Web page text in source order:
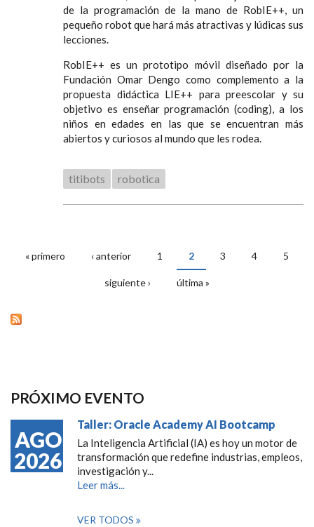
de la programación de la mano de RobIE++, un
pequeño robot que hará más atractivas y lúdicas sus
lecciones.
RobIE++ es un prototipo móvil diseñado por la
Fundación Omar Dengo como complemento a la
propuesta didáctica LIE++ para preescolar y su
objetivo es enseñar programación (coding), a los
niños en edades en las que se encuentran más
abiertos y curiosos al mundo que les rodea.
titibots robotica
PÁGINAS
« primero ‹ anterior 1 2 3 4 5
siguiente › última »
PRÓXIMO EVENTO
AGO
2026
Taller: Oracle Academy AI Bootcamp
La Inteligencia Artificial (IA) es hoy un motor de
transformación que redefine industrias, empleos,
investigación y...
Leer más...
VER TODOS